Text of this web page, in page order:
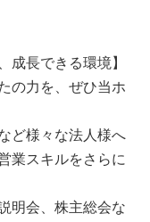
成長できる環境】
の力を、ぜひ当ホ
ど様々な法人様へ
業スキルをさらに
明会、株主総会な